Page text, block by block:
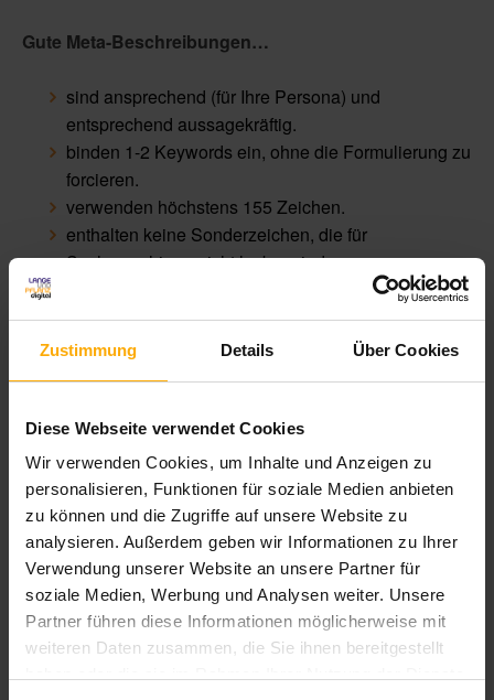
Zustimmung Details Über Cookies
Diese Webseite verwendet Cookies
Wir verwenden Cookies, um Inhalte und Anzeigen zu
personalisieren, Funktionen für soziale Medien anbieten
zu können und die Zugriffe auf unsere Website zu
analysieren. Außerdem geben wir Informationen zu Ihrer
Verwendung unserer Website an unsere Partner für
soziale Medien, Werbung und Analysen weiter. Unsere
Partner führen diese Informationen möglicherweise mit
weiteren Daten zusammen, die Sie ihnen bereitgestellt
Gute Meta-Beschreibungen…
sind ansprechend (für Ihre Persona) und
entsprechend aussagekräftig.
binden 1-2 Keywords ein, ohne die Formulierung zu
forcieren.
verwenden höchstens 155 Zeichen.
enthalten keine Sonderzeichen, die für
Suchmaschinen nicht lesbar sind.
Übrigens:Auch Ihre Links gewinnen durch eine gute
Beschreibung.
geben keine Bedeutung weiter.
Wenn Sie stattdessen einen Kernbegriff zum Link
machen, kann auch hier die Relevanz des Links zum
Thema festgestellt werden.
Als Beispiel:Hier klicken für mehr Infos zuTHEMA
Das Thema benennen Sie genau und verknüpfen diese
Formulierung dann als Link.